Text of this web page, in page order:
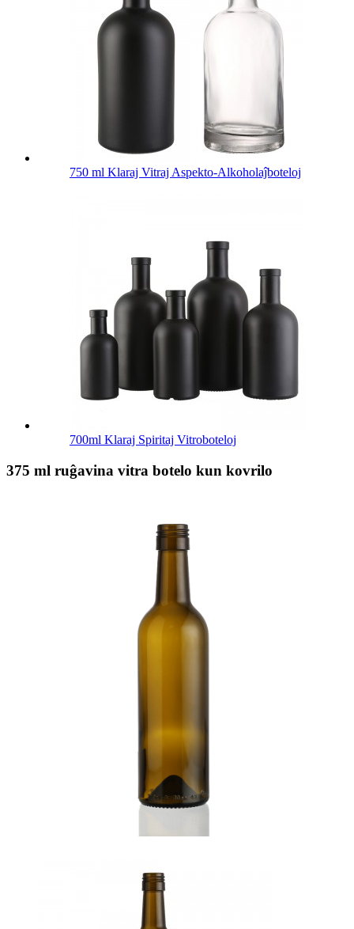
750 ml Klaraj Vitraj Aspekto-Alkoholaĵboteloj
700ml Klaraj Spiritaj Vitroboteloj
375 ml ruĝavina vitra botelo kun kovrilo